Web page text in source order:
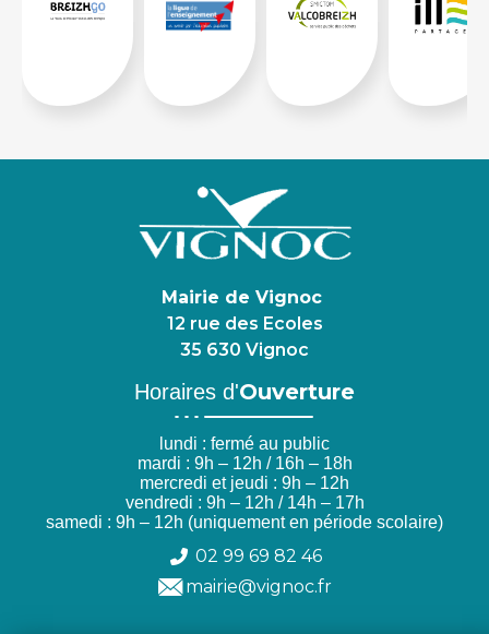
Mairie de Vignoc
12 rue des Ecoles
35 630 Vignoc
Horaires d'Ouverture
lundi : fermé au public
mardi : 9h – 12h / 16h – 18h
mercredi et jeudi : 9h – 12h
vendredi : 9h – 12h / 14h – 17h
samedi : 9h – 12h (uniquement en période scolaire)
02 99 69 82 46
mairie@vignoc.fr